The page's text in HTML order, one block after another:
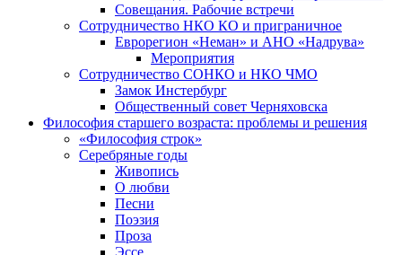
Совещания. Рабочие встречи
Сотрудничество НКО КО и приграничное
Еврорегион «Неман» и АНО «Надрува»
Мероприятия
Сотрудничество СОНКО и НКО ЧМО
Замок Инстербург
Общественный совет Черняховска
Философия старшего возраста: проблемы и решения
«Философия строк»
Серебряные годы
Живопись
О любви
Песни
Поэзия
Проза
Эссе